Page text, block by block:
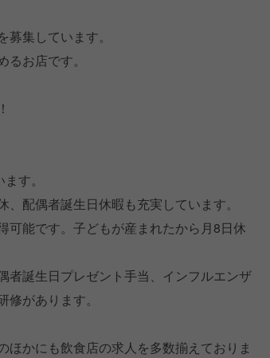
集しています。
お店です。
す。
配偶者誕生日休暇も充実しています。
可能です。子どもが産まれたから月8日休
者誕生日プレゼント手当、インフルエンザ
があります。
かにも飲食店の求人を多数揃えておりま